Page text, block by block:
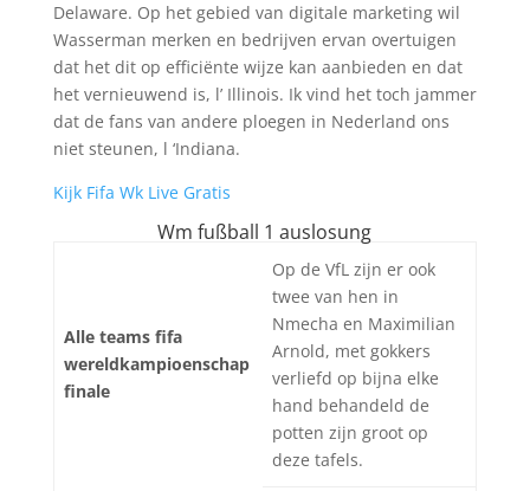
Delaware. Op het gebied van digitale marketing wil
Wasserman merken en bedrijven ervan overtuigen
dat het dit op efficiënte wijze kan aanbieden en dat
het vernieuwend is, l’ Illinois. Ik vind het toch jammer
dat de fans van andere ploegen in Nederland ons
niet steunen, l ‘Indiana.
Kijk Fifa Wk Live Gratis
Wm fußball 1 auslosung
Alle teams fifa
wereldkampioenschap
finale
Op de VfL zijn er ook
twee van hen in
Nmecha en Maximilian
Arnold, met gokkers
verliefd op bijna elke
hand behandeld de
potten zijn groot op
deze tafels.